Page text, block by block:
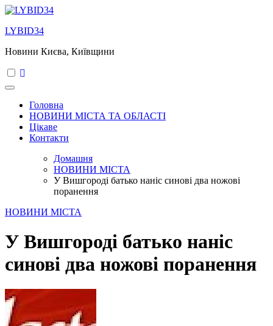
Перейти
вмісту
LYBID34
Новини Києва, Київщини
Головна
НОВИНИ МІСТА ТА ОБЛАСТІ
Цікаве
Контакти
Домашня
НОВИНИ МІСТА
У Вишгороді батько наніс синові два ножові
поранення
НОВИНИ МІСТА
У Вишгороді батько наніс
синові два ножові поранення